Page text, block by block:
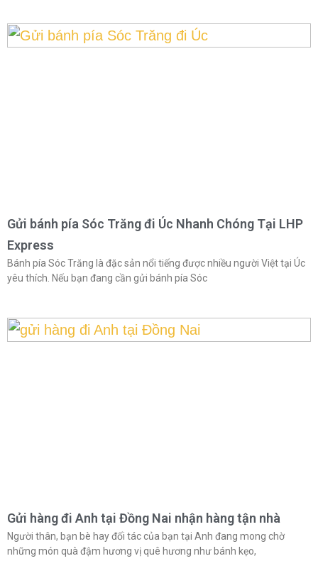
Gửi bánh pía Sóc Trăng đi Úc Nhanh Chóng Tại LHP
Express
Bánh pía Sóc Trăng là đặc sản nổi tiếng được nhiều người Việt tại Úc
yêu thích. Nếu bạn đang cần gửi bánh pía Sóc
Gửi hàng đi Anh tại Đồng Nai nhận hàng tận nhà
Người thân, bạn bè hay đối tác của bạn tại Anh đang mong chờ
những món quà đậm hương vị quê hương như bánh kẹo,